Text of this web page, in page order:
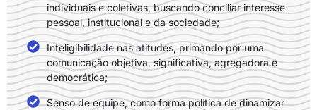
individuais e coletivas, buscando conciliar interesse
pessoal, institucional e da sociedade;
Inteligibilidade nas atitudes, primando por uma
comunicação objetiva, significativa, agregadora e
democrática;
Senso de equipe, como forma política de dinamizar